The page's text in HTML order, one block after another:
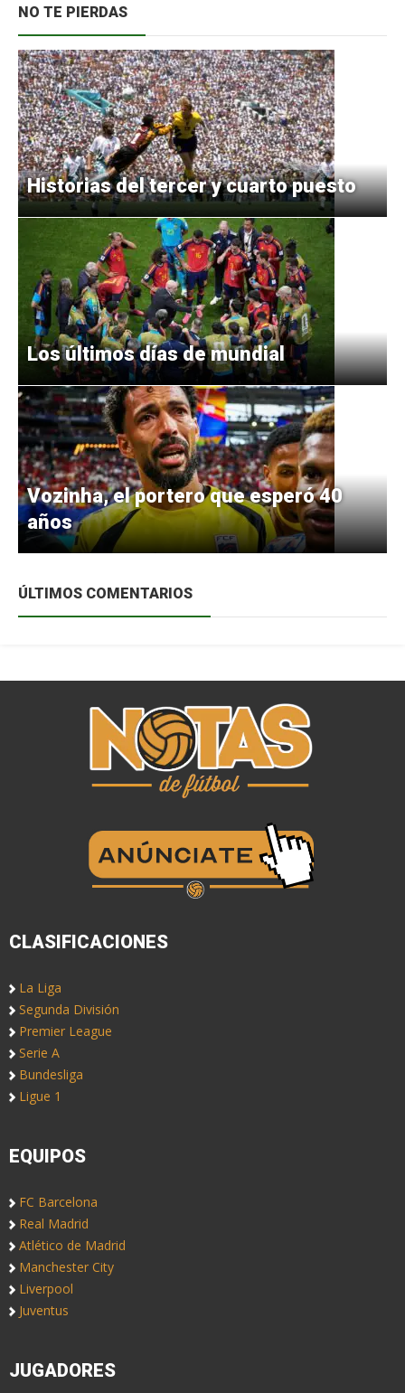
NO TE PIERDAS
Historias del tercer y cuarto puesto
Los últimos días de mundial
Vozinha, el portero que esperó 40
años
ÚLTIMOS COMENTARIOS
CLASIFICACIONES
La Liga
Segunda División
Premier League
Serie A
Bundesliga
Ligue 1
EQUIPOS
FC Barcelona
Real Madrid
Atlético de Madrid
Manchester City
Liverpool
Juventus
JUGADORES